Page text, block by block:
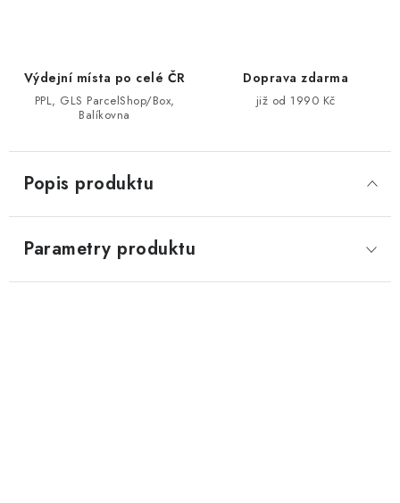
Výdejní místa po celé ČR
PPL, GLS ParcelShop/Box,
Balíkovna
Doprava zdarma
již od 1990 Kč
Popis produktu
Parametry produktu